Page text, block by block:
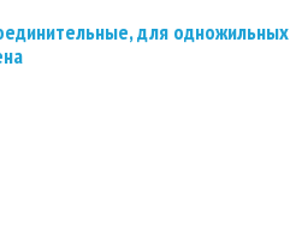
для одножильных